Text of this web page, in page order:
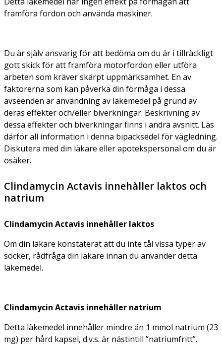
framföra fordon och använda maskiner.
Du är själv ansvarig för att bedöma om du är i tillräckligt
gott skick för att framföra motorfordon eller utföra
arbeten som kräver skärpt uppmärksamhet. En av
faktorerna som kan påverka din förmåga i dessa
avseenden är användning av läkemedel på grund av
deras effekter och/eller biverkningar. Beskrivning av
dessa effekter och biverkningar finns i andra avsnitt. Läs
därför all information i denna bipacksedel för vägledning.
Diskutera med din läkare eller apotekspersonal om du är
osäker.
Clindamycin Actavis innehåller laktos och
natrium
Clindamycin Actavis innehåller laktos
Om din läkare konstaterat att du inte tål vissa typer av
socker, rådfråga din läkare innan du använder detta
läkemedel.
Clindamycin Actavis innehåller natrium
Detta läkemedel innehåller mindre än 1 mmol natrium (23
mg) per hård kapsel, d.v.s. är nästintill ”natriumfritt”.